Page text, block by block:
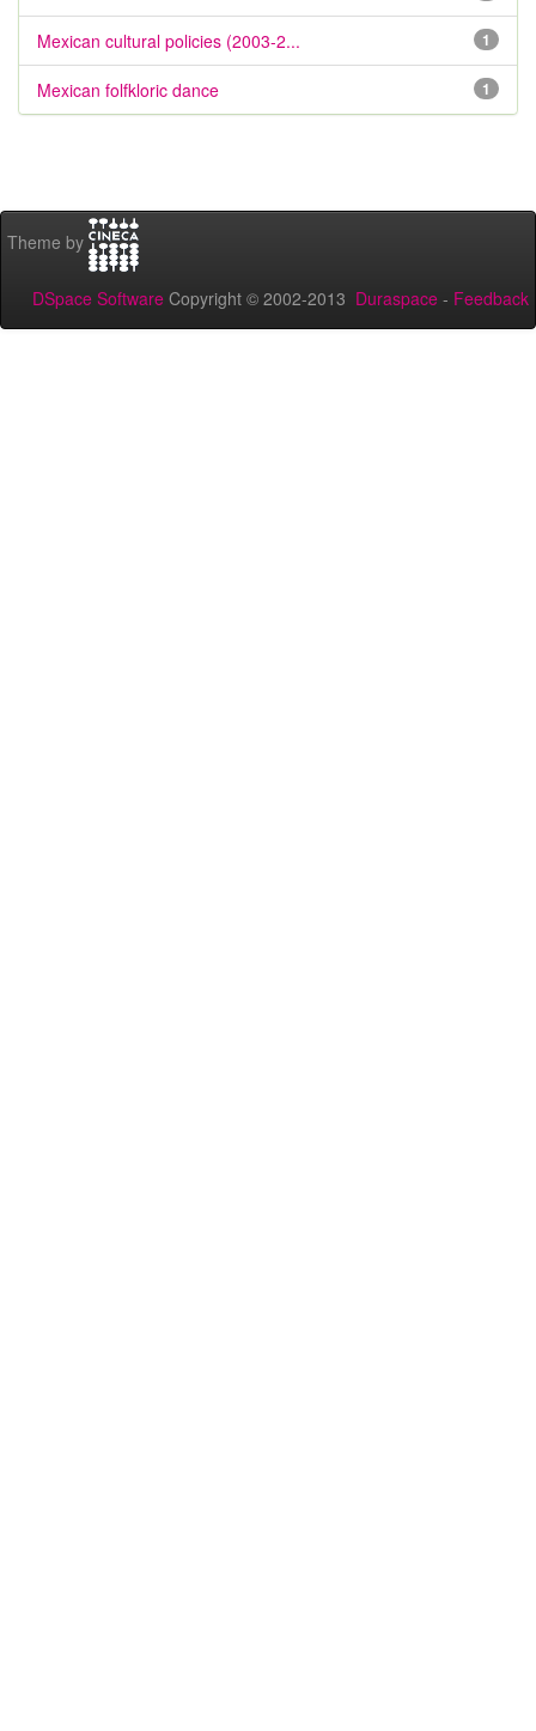
1
Mexican cultural policies (2003-2...
1
Mexican folfkloric dance
Theme by
DSpace Software Copyright © 2002-2013 Duraspace - Feedback